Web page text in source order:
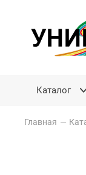
Каталог
Главная —